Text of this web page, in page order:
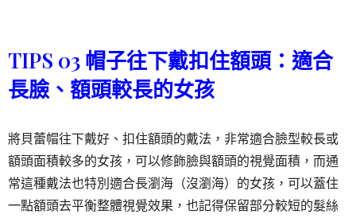
TIPS 03 帽子往下戴扣住額頭：適合
長臉、額頭較長的女孩
將貝蕾帽往下戴好、扣住額頭的戴法，非常適合臉型較長或
額頭面積較多的女孩，可以修飾臉與額頭的視覺面積，而通
常這種戴法也特別適合長瀏海（沒瀏海）的女孩，可以蓋住
一點額頭去平衡整體視覺效果，也記得保留部分較短的髮絲